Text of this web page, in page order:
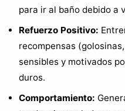
para ir al baño debido a
Refuerzo Positivo:
recompensas
sensibles y motivados
duros.
Comportamiento: